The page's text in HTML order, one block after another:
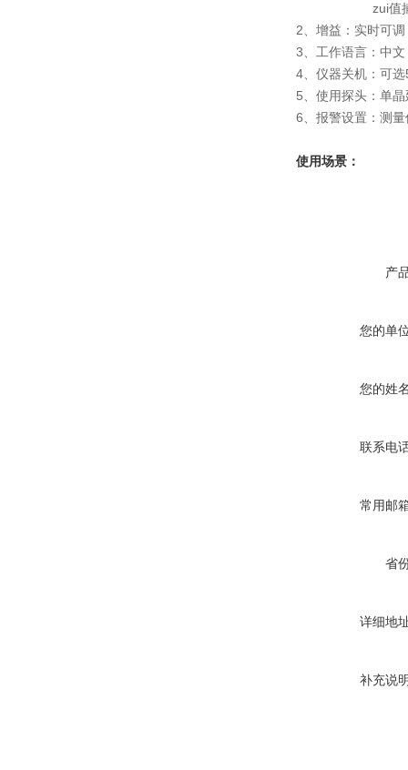
zui值捕获：同
2、增益：实时可调
3、工作语言：中文
4、仪器关机：可
5、使用探头：单
6、报警设置：测
使用场景：
产
您的单
您的姓
联系电
常用邮
省
详细地
补充说